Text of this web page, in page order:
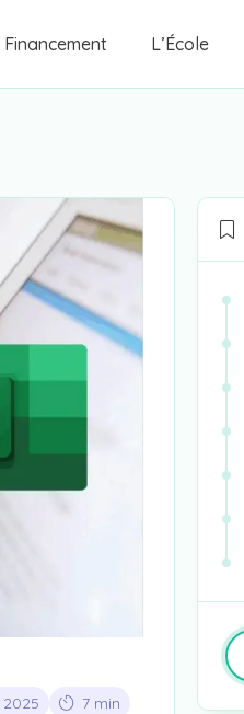
Financement L’École
2025 7 min